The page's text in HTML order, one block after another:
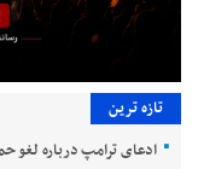
تازه ترین
ادعای ترامپ درباره لغو